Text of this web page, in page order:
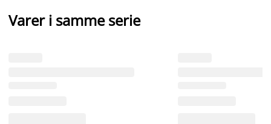
Varer i samme serie